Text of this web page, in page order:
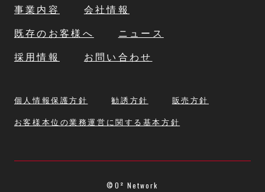
事業内容 会社情報
既存のお客様へ ニュース
採用情報 お問い合わせ
個人情報保護方針 勧誘方針
販売方針
お客様本位の業務運営に関する基本方針
©O² Network